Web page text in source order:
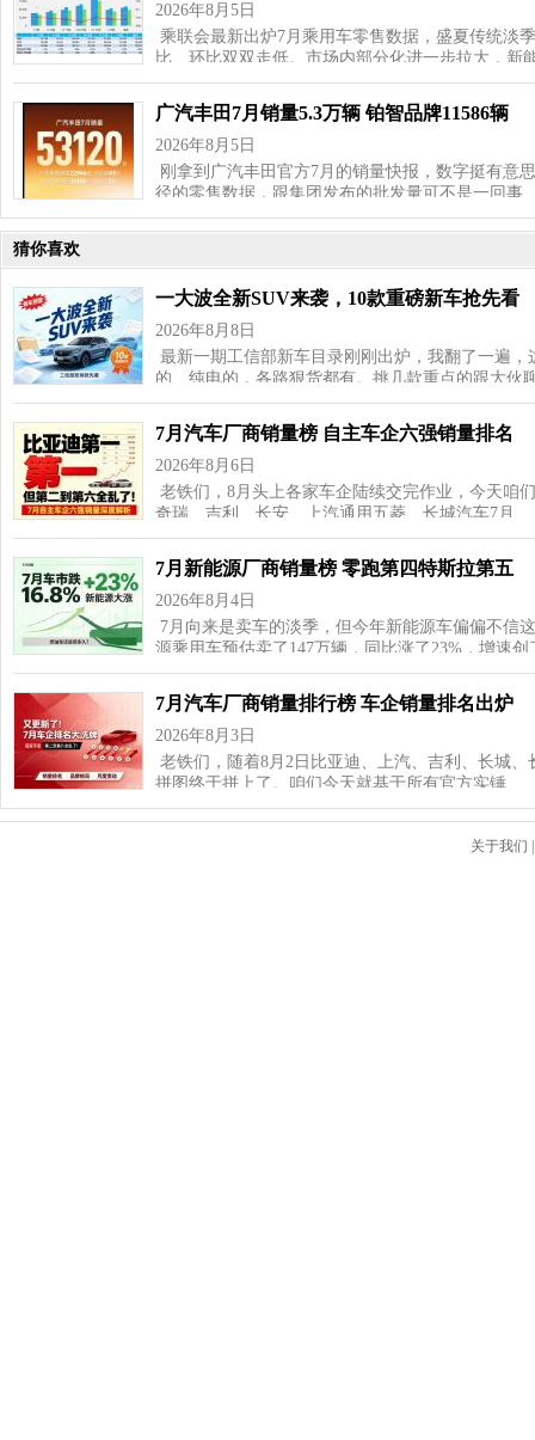
2026年8月5日
乘联会最新出炉7月乘用车零售数据，盛夏传统淡
比、环比双双走低。市场内部分化进一步拉大，新
广汽丰田7月销量5.3万辆 铂智品牌11586辆
2026年8月5日
刚拿到广汽丰田官方7月的销量快报，数字挺有
径的零售数据，跟集团发布的批发量可不是一回事
猜你喜欢
一大波全新SUV来袭，10款重磅新车抢先看
2026年8月8日
最新一期工信部新车目录刚刚出炉，我翻了一遍
的、纯电的，各路狠货都有。挑几款重点的跟大伙
7月汽车厂商销量榜 自主车企六强销量排名
2026年8月6日
老铁们，8月头上各家车企陆续交完作业，今天
奇瑞、吉利、长安、上汽通用五菱、长城汽车7月…
7月新能源厂商销量榜 零跑第四特斯拉第五
2026年8月4日
7月向来是卖车的淡季，但今年新能源车偏偏不信
源乘用车预估卖了147万辆，同比涨了23%，增速
7月汽车厂商销量排行榜 车企销量排名出炉
2026年8月3日
老铁们，随着8月2日比亚迪、上汽、吉利、长城
拼图终于拼上了。咱们今天就基于所有官方实锤…
关于我们